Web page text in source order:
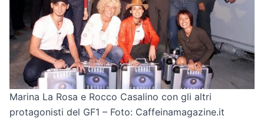
Marina La Rosa e Rocco Casalino con gli altri
protagonisti del GF1 – Foto: Caffeinamagazine.it